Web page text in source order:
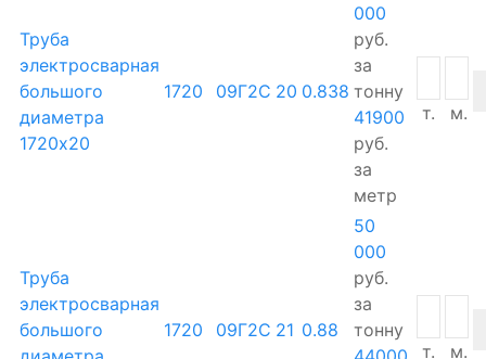
Труба
электросварная
большого
диаметра
1720х20
1720 09Г2С 20 0.838
000
руб.
за
тонну
41900
руб.
за
метр
т. м.
Труба
электросварная
большого
1720 09Г2С 21 0.88
50
000
руб.
за
тонну
т. м.